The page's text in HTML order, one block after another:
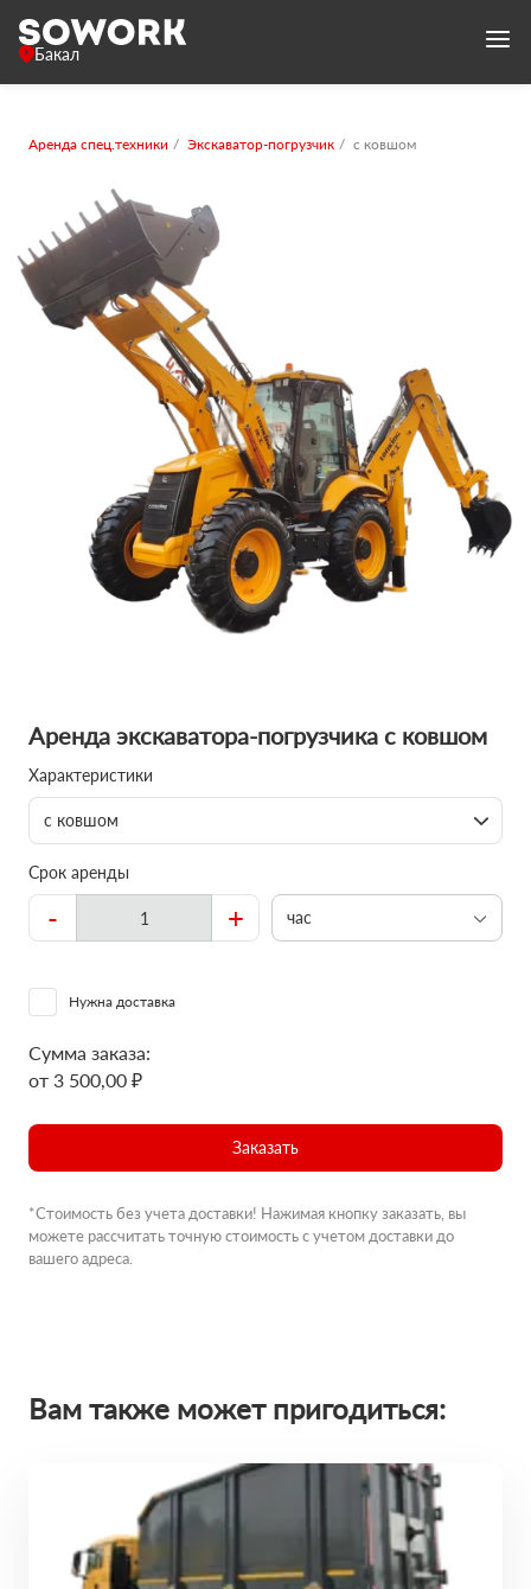
Бакал
Аренда спец.техники Экскаватор-погрузчик с ковшом
Аренда экскаватора-погрузчика с ковшом
Характеристики
с ковшом
Срок аренды
- + час
Нужна доставка
Сумма заказа:
от 3 500,00 ₽
Заказать
*Стоимость без учета доставки! Нажимая кнопку заказать, вы
можете рассчитать точную стоимость с учетом доставки до
вашего адреса.
Вам также может пригодиться: